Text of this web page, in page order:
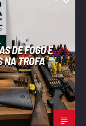
DE FOGO E
NA TROFA